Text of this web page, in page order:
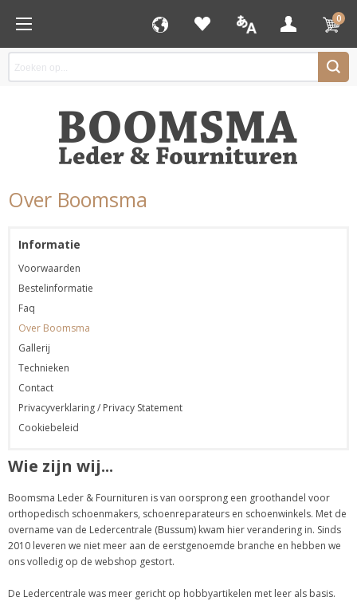
0
Over Boomsma
Informatie
Voorwaarden
Bestelinformatie
Faq
Over Boomsma
Gallerij
Technieken
Contact
Privacyverklaring / Privacy Statement
Cookiebeleid
Wie zijn wij...
Boomsma Leder & Fournituren is van oorsprong een groothandel voor
orthopedisch schoenmakers, schoenreparateurs en schoenwinkels. Met de
overname van de Ledercentrale (Bussum) kwam hier verandering in. Sinds
2010 leveren we niet meer aan de eerstgenoemde branche en hebben we
ons volledig op de webshop gestort.
De Ledercentrale was meer gericht op hobbyartikelen met leer als basis.